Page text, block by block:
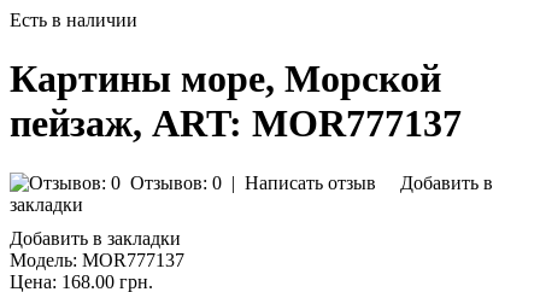
Есть в наличии
Картины море, Морской
пейзаж, ART: MOR777137
Отзывов: 0 | Написать отзыв
Добавить в
закладки
Добавить в закладки
Модель: MOR777137
Цена: 168.00 грн.